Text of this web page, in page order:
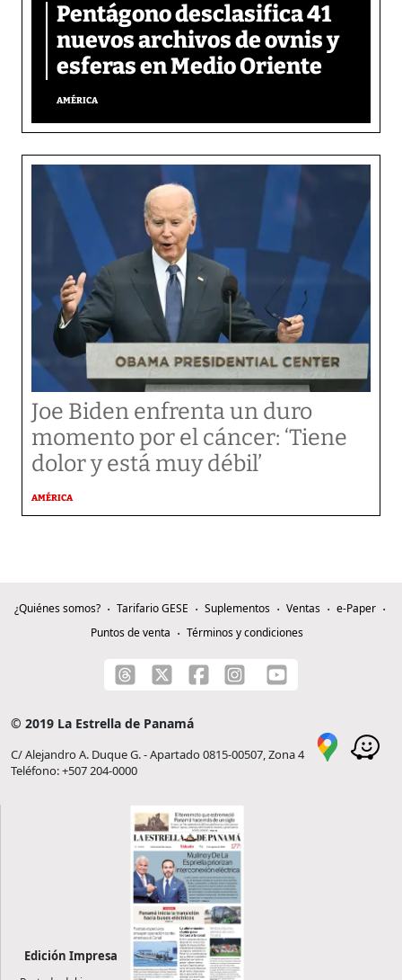
Pentágono desclasifica 41
nuevos archivos de ovnis y
esferas en Medio Oriente
AMÉRICA
Joe Biden enfrenta un duro
momento por el cáncer: ‘Tiene
dolor y está muy débil’
AMÉRICA
¿Quiénes somos? Tarifario GESE Suplementos Ventas
e-Paper
Puntos de venta
Términos y condiciones
© 2019 La Estrella de Panamá
C/ Alejandro A. Duque G. - Apartado 0815-00507, Zona 4
Teléfono: +507 204-0000
Edición Impresa